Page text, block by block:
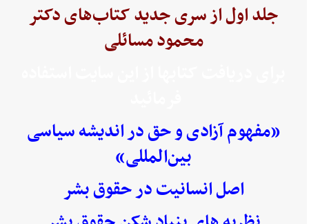
جلد اول از سری جدید کتاب‌های دکتر
محمود مسائلی
«مفهوم آزادی و حق در اندیشه سیاسی
بین‌المللی»
اصل انسانیت در حقوق بشر